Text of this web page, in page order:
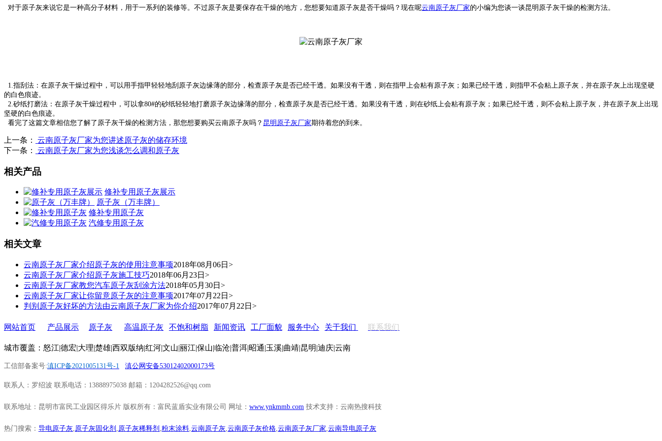
对于原子灰来说它是一种高分子材料，用于一系列的装修等。不过原子灰是要保存在干燥的地方，您想要知道原子灰是否干燥吗？现在呢云南原子灰厂家的小编为您谈一谈昆明原子灰干燥的检测方法。
1.指刮法：在原子灰干燥过程中，可以用手指甲轻轻地刮原子灰边缘薄的部分，检查原子灰是否已经干透。如果没有干透，则在指甲上会粘有原子灰；如果已经干透，则指甲不会粘上原子灰，并在原子灰上出现坚硬
的白色痕迹。
2.砂纸打磨法：在原子灰干燥过程中，可以拿80#的砂纸轻轻地打磨原子灰边缘薄的部分，检查原子灰是否已经干透。如果没有干透，则在砂纸上会粘有原子灰；如果已经干透，则不会粘上原子灰，并在原子灰上出现
坚硬的白色痕迹。
看完了这篇文章相信您了解了原子灰干燥的检测方法，那您想要购买云南原子灰吗？ 昆明原子灰厂家期待着您的到来。
上一条：
云南原子灰厂家为您讲述原子灰的储存环境
下一条：
云南原子灰厂家为您浅谈怎么调和原子灰
相关产品
修补专用原子灰展示
原子灰（万丰牌）
修补专用原子灰
汽修专用原子灰
相关文章
云南原子灰厂家介绍原子灰的使用注意事项2018年08月06日>
云南原子灰厂家介绍原子灰施工技巧2018年06月23日>
云南原子灰厂家教您汽车原子灰刮涂方法2018年05月30日>
云南原子灰厂家让你留意原子灰的注意事项2017年07月22日>
判别原子灰好坏的方法由云南原子灰厂家为你介绍2017年07月22日>
网站首页 产品展示 原子灰 高温原子灰 不饱和树脂 新闻资讯 工厂面貌 服务中心 关于我们 联系我们
城市覆盖： 怒江|德宏|大理|楚雄|西双版纳|红河|文山|丽江|保山|临沧|普洱|昭通|玉溪|曲靖|昆明|迪庆|云南
工信部备案号:滇ICP备2021005131号-1 滇公网安备53012402000173号
联系人：罗绍波 联系电话：13888975038 邮箱：1204282526@qq.com
联系地址：昆明市富民工业园区得乐片 版权所有：富民蓝盾实业有限公司 网址： www.ynkmmb.com 技术支持：云南热搜科技
热门搜索： 导电原子灰 原子灰固化剂 原子灰稀释剂 粉末涂料 云南原子灰 云南原子灰价格 云南原子灰厂家 云南导电原子灰